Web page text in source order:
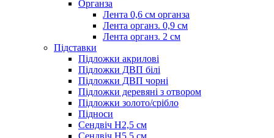
Органза
Лента 0,6 см органза
Лента органз. 0,9 см
Лента органз. 2 см
Підставки
Підложки акрилові
Підложки ДВП білі
Підложки ДВП чорні
Підложки деревяні з отвором
Підложки золото/срібло
Підноси
Сендвіч H2,5 см
Сендвіч H5.5 см